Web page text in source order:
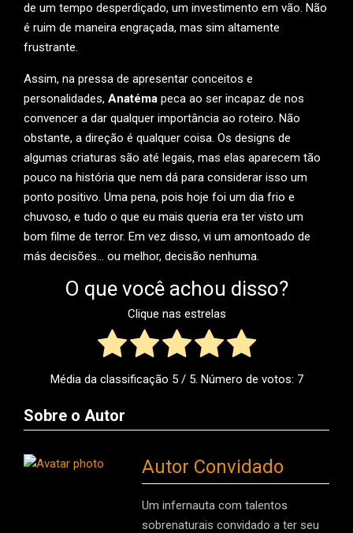
de um tempo desperdiçado, um investimento em vão. Não
é ruim de maneira engraçada, mas sim altamente
frustrante.
Assim, na pressa de apresentar conceitos e
personalidades, Anatéma peca ao ser incapaz de nos
convencer a dar qualquer importância ao roteiro. Não
obstante, a direção é qualquer coisa. Os designs de
algumas criaturas são até legais, mas elas aparecem tão
pouco na história que nem dá para considerar isso um
ponto positivo. Uma pena, pois hoje foi um dia frio e
chuvoso, e tudo o que eu mais queria era ter visto um
bom filme de terror. Em vez disso, vi um amontoado de
más decisões… ou melhor, decisão nenhuma.
O que você achou disso?
Clique nas estrelas
Média da classificação 5/ 5. Número de votos: 7
Sobre o Autor
Autor Convidado
Um infernauta com talentos
sobrenaturais convidado a ter seu